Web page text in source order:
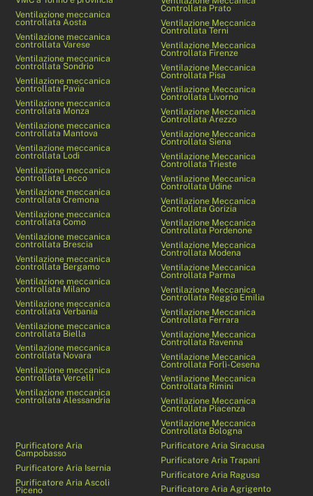
Ventilazione meccanica
controllata Aosta
Ventilazione meccanica
controllata Varese
Ventilazione meccanica
controllata Sondrio
Ventilazione meccanica
controllata Pavia
Ventilazione meccanica
controllata Monza
Ventilazione meccanica
controllata Mantova
Ventilazione meccanica
controllata Lodi
Ventilazione meccanica
controllata Lecco
Ventilazione meccanica
controllata Cremona
Ventilazione meccanica
controllata Como
Ventilazione meccanica
controllata Brescia
Ventilazione meccanica
controllata Bergamo
Ventilazione meccanica
controllata Milano
Ventilazione meccanica
controllata Verbania
Ventilazione meccanica
controllata Biella
Ventilazione meccanica
controllata Novara
Ventilazione meccanica
controllata Vercelli
Ventilazione meccanica
controllata Alessandria
Controllata Prato
Ventilazione Meccanica
Controllata Terni
Ventilazione Meccanica
Controllata Firenze
Ventilazione Meccanica
Controllata Pisa
Ventilazione Meccanica
Controllata Livorno
Ventilazione Meccanica
Controllata Arezzo
Ventilazione Meccanica
Controllata Siena
Ventilazione Meccanica
Controllata Trieste
Ventilazione Meccanica
Controllata Udine
Ventilazione Meccanica
Controllata Gorizia
Ventilazione Meccanica
Controllata Pordenone
Ventilazione Meccanica
Controllata Modena
Ventilazione Meccanica
Controllata Parma
Ventilazione Meccanica
Controllata Reggio Emilia
Ventilazione Meccanica
Controllata Ferrara
Ventilazione Meccanica
Controllata Ravenna
Ventilazione Meccanica
Controllata Forlì-Cesena
Ventilazione Meccanica
Controllata Rimini
Ventilazione Meccanica
Controllata Piacenza
Ventilazione Meccanica
Controllata Bologna
Purificatore Aria
Campobasso
Purificatore Aria Isernia
Purificatore Aria Ascoli
Piceno
Purificatore Aria Siracusa
Purificatore Aria Trapani
Purificatore Aria Ragusa
Purificatore Aria Agrigento